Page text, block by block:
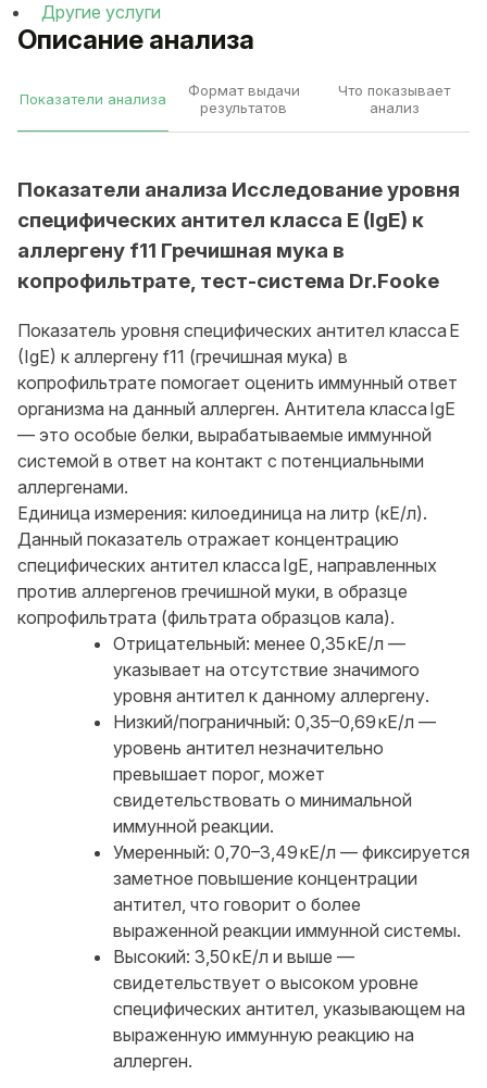
Описание анализа
Показатели анализа
Формат выдачи
результатов
Что показывает
анализ
Показатели анализа Исследование уровня
специфических антител класса E (IgE) к
аллергену f11 Гречишная мука в
копрофильтрате, тест-система Dr.Fooke
Показатель уровня специфических антител класса E
(IgE) к аллергену f11 (гречишная мука) в
копрофильтрате помогает оценить иммунный ответ
организма на данный аллерген. Антитела класса IgE
— это особые белки, вырабатываемые иммунной
системой в ответ на контакт с потенциальными
аллергенами.
Единица измерения: килоединица на литр (кЕ/л).
Данный показатель отражает концентрацию
специфических антител класса IgE, направленных
против аллергенов гречишной муки, в образце
копрофильтрата (фильтрата образцов кала).
Отрицательный: менее 0,35 кЕ/л —
указывает на отсутствие значимого
уровня антител к данному аллергену.
Низкий/пограничный: 0,35–0,69 кЕ/л —
уровень антител незначительно
превышает порог, может
свидетельствовать о минимальной
иммунной реакции.
Умеренный: 0,70–3,49 кЕ/л — фиксируется
заметное повышение концентрации
антител, что говорит о более
выраженной реакции иммунной системы.
Высокий: 3,50 кЕ/л и выше —
свидетельствует о высоком уровне
специфических антител, указывающем на
выраженную иммунную реакцию на
аллерген.
Другие услуги